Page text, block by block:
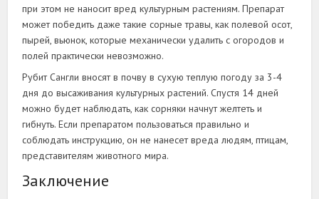
при этом не наносит вред культурным растениям. Препарат
может победить даже такие сорные травы, как полевой осот,
пырей, вьюнок, которые механически удалить с огородов и
полей практически невозможно.
Рубит Сангли вносят в почву в сухую теплую погоду за 3-4
дня до высаживания культурных растений. Спустя 14 дней
можно будет наблюдать, как сорняки начнут желтеть и
гибнуть. Если препаратом пользоваться правильно и
соблюдать инструкцию, он не нанесет вреда людям, птицам,
представителям животного мира.
Заключение